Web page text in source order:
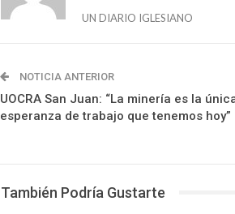
UN DIARIO IGLESIANO
NOTICIA ANTERIOR
UOCRA San Juan: “La minería es la
esperanza de trabajo que tenemos hoy”
También Podría Gustarte